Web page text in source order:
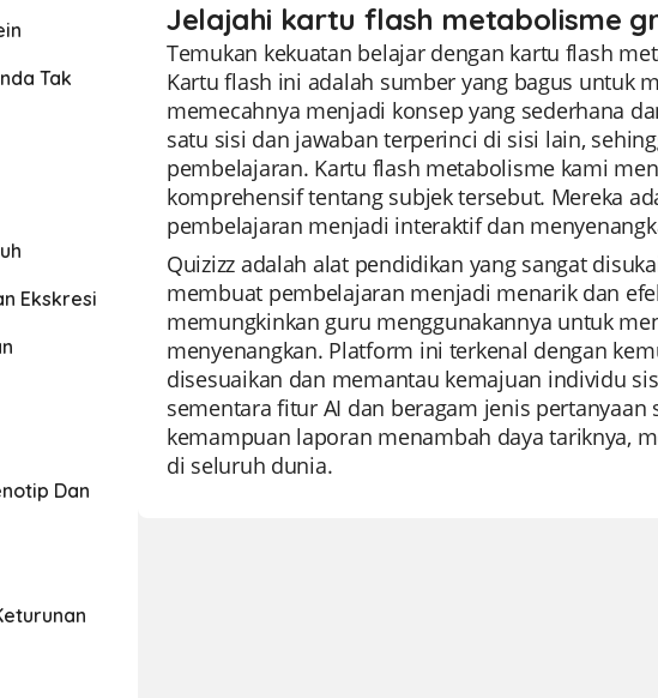
Tak
Ekskresi
Dan
Jelajahi kartu flash metabolisme
Temukan kekuatan belajar dengan kartu flash
Kartu flash ini adalah sumber yang bagus untuk
memecahnya menjadi konsep yang sederhana
satu sisi dan jawaban terperinci di sisi lain,
pembelajaran. Kartu flash metabolisme kami
komprehensif tentang subjek tersebut. Mereka
pembelajaran menjadi interaktif dan
Quizizz adalah alat pendidikan yang sangat
membuat pembelajaran menjadi menarik dan
memungkinkan guru menggunakannya untuk
menyenangkan. Platform ini terkenal dengan
disesuaikan dan memantau kemajuan individu
sementara fitur AI dan beragam jenis
kemampuan laporan menambah daya tariknya,
di seluruh dunia.